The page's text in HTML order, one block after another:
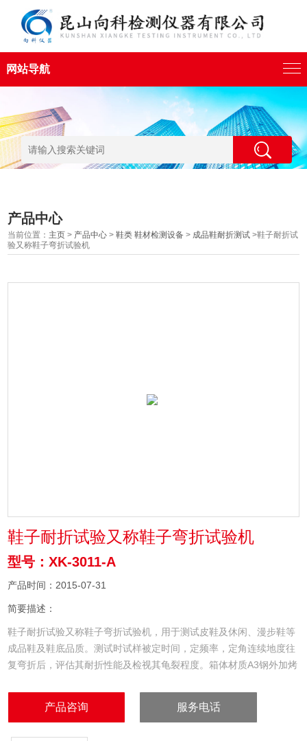
网站导航
产品中心
当前位置： 主页 > 产品中心 >鞋类 鞋材检测设备 > 成品鞋耐折测试 >鞋子耐折试
验又称鞋子弯折试验机
鞋子耐折试验又称鞋子弯折试验机
型号：XK-3011-A
产品时间：2015-07-31
简要描述：
鞋子耐折试验又称鞋子弯折试验机，用于测试皮鞋及休闲、漫步鞋等
成品鞋及鞋底品质。测试时试样被定时间，定频率，定角连续地度往
复弯折后，评估其耐折性能及检视其龟裂程度。箱体材质A3钢外加烤
产品咨询 服务电话